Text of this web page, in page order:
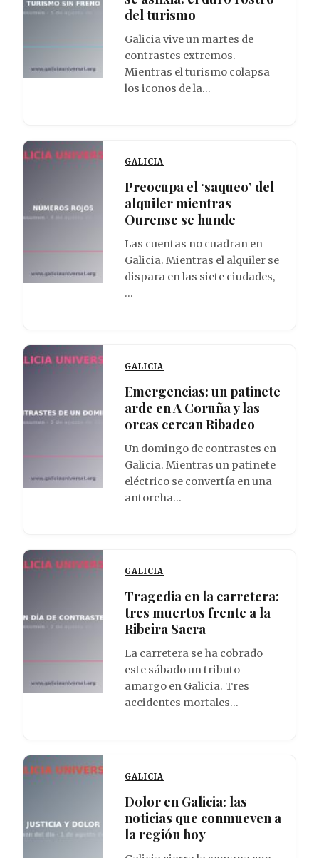
del turismo
Galicia vive un martes de
contrastes extremos.
Mientras el turismo colapsa
los iconos de la…
GALICIA
Preocupa el ‘saqueo’ del
alquiler mientras
Ourense se hunde
Las cuentas no cuadran en
Galicia. Mientras el alquiler se
dispara en las siete ciudades,
…
GALICIA
Emergencias: un patinete
arde en A Coruña y las
orcas cercan Ribadeo
Un domingo de contrastes en
Galicia. Mientras un patinete
eléctrico se convertía en una
antorcha…
GALICIA
Tragedia en la carretera:
tres muertos frente a la
Ribeira Sacra
La carretera se ha cobrado
este sábado un tributo
amargo en Galicia. Tres
accidentes mortales…
GALICIA
Dolor en Galicia: las
noticias que conmueven a
la región hoy